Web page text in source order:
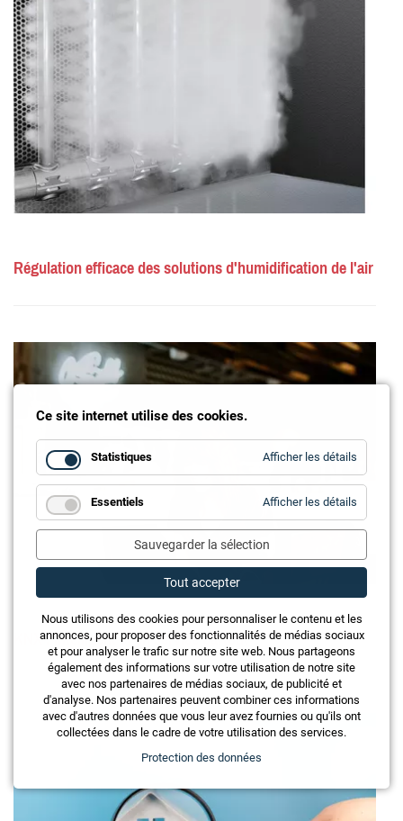
Régulation efficace des solutions d'humidification de l'air
KNX : Intelligent et en service partout
Ce site internet utilise des cookies.
Statistiques Afficher les détails
Essentiels Afficher les détails
Sauvegarder la sélection
Tout accepter
Nous utilisons des cookies pour personnaliser le contenu et les
annonces, pour proposer des fonctionnalités de médias sociaux
et pour analyser le trafic sur notre site web. Nous partageons
également des informations sur votre utilisation de notre site
avec nos partenaires de médias sociaux, de publicité et
d'analyse. Nos partenaires peuvent combiner ces informations
avec d'autres données que vous leur avez fournies ou qu'ils ont
collectées dans le cadre de votre utilisation des services.
Protection des données